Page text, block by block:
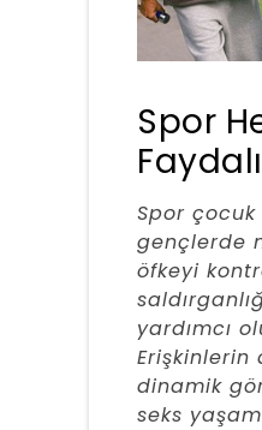
Spor
Spor çocuk
gençlerde
öfkeyi
yardımcı
Erişkinlerin
dinamik
seks